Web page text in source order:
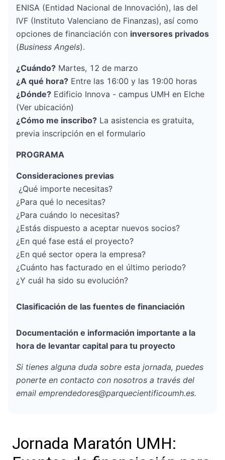
ENISA (Entidad Nacional de Innovación), las del
IVF (Instituto Valenciano de Finanzas), así como
opciones de financiación con inversores privados
(Business Angels).
¿Cuándo? Martes, 12 de marzo
¿A qué hora? Entre las 16:00 y las 19:00 horas
¿Dónde? Edificio Innova - campus UMH en Elche
(Ver ubicación)
¿Cómo me inscribo? La asistencia es gratuita,
previa inscripción en el formulario
PROGRAMA
Consideraciones previas
¿Qué importe necesitas?
¿Para qué lo necesitas?
¿Para cuándo lo necesitas?
¿Estás dispuesto a aceptar nuevos socios?
¿En qué fase está el proyecto?
¿En qué sector opera la empresa?
¿Cuánto has facturado en el último periodo?
¿Y cuál ha sido su evolución?
Clasificación de las fuentes de financiación
Documentación e información importante a la
hora de levantar capital para tu proyecto
Si tienes alguna duda sobre esta jornada, puedes
ponerte en contacto con nosotros a través del
email emprendedores@parquecientificoumh.es.